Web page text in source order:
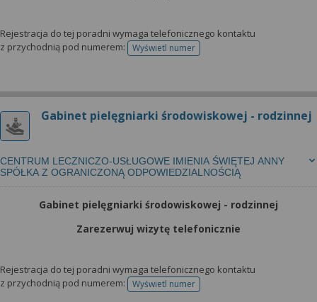
Rejestracja do tej poradni wymaga telefonicznego kontaktu
z przychodnią pod numerem:
Wyświetl numertelefonu do rejestracji
Gabinet pielęgniarki środowiskowej - rodzinnej
CENTRUM LECZNICZO-USŁUGOWE IMIENIA ŚWIĘTEJ ANNY
SPÓŁKA Z OGRANICZONĄ ODPOWIEDZIALNOŚCIĄ
Gabinet pielęgniarki środowiskowej - rodzinnej
Zarezerwuj wizytę telefonicznie
Rejestracja do tej poradni wymaga telefonicznego kontaktu
z przychodnią pod numerem:
Wyświetl numertelefonu do rejestracji